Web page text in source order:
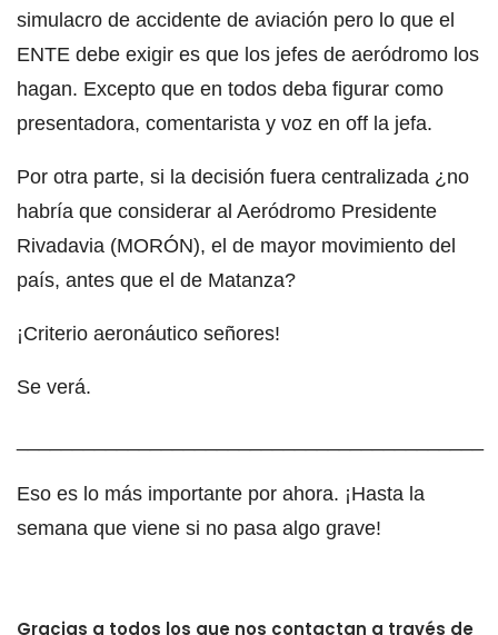
simulacro de accidente de aviación pero lo que el
ENTE debe exigir es que los jefes de aeródromo los
hagan. Excepto que en todos deba figurar como
presentadora, comentarista y voz en off la jefa.
Por otra parte, si la decisión fuera centralizada ¿no
habría que considerar al Aeródromo Presidente
Rivadavia (MORÓN), el de mayor movimiento del
país, antes que el de Matanza?
¡Criterio aeronáutico señores!
Se verá.
Eso es lo más importante por ahora. ¡Hasta la
semana que viene si no pasa algo grave!
Gracias a todos los que nos contactan a través de